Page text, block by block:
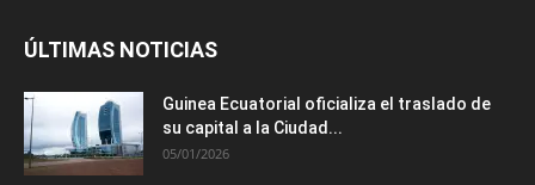
ÚLTIMAS NOTICIAS
Guinea Ecuatorial oficializa el traslado de
su capital a la Ciudad...
05/01/2026